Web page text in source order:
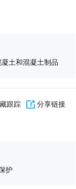
土和混凝土制品
跟踪 分享链接
护